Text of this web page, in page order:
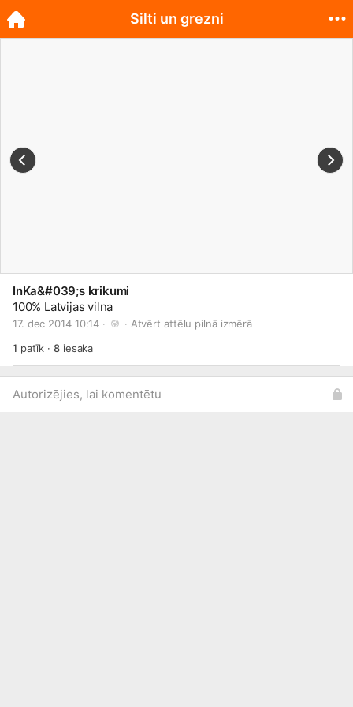
InKa&#039;s krikumi
100% Latvijas vilna
17. dec 2014 10:14 · · Atvērt attēlu pilnā izmērā
1 patīk ·8iesaka
Autorizējies, lai komentētu
Silti un grezni